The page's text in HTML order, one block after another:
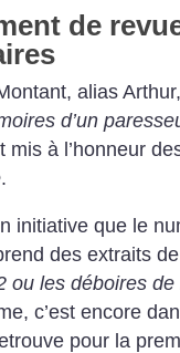
de
alias
d’un
mis à l’honneur
.
initiative que le
des extraits
ou les déboires
c’est encore
pour la